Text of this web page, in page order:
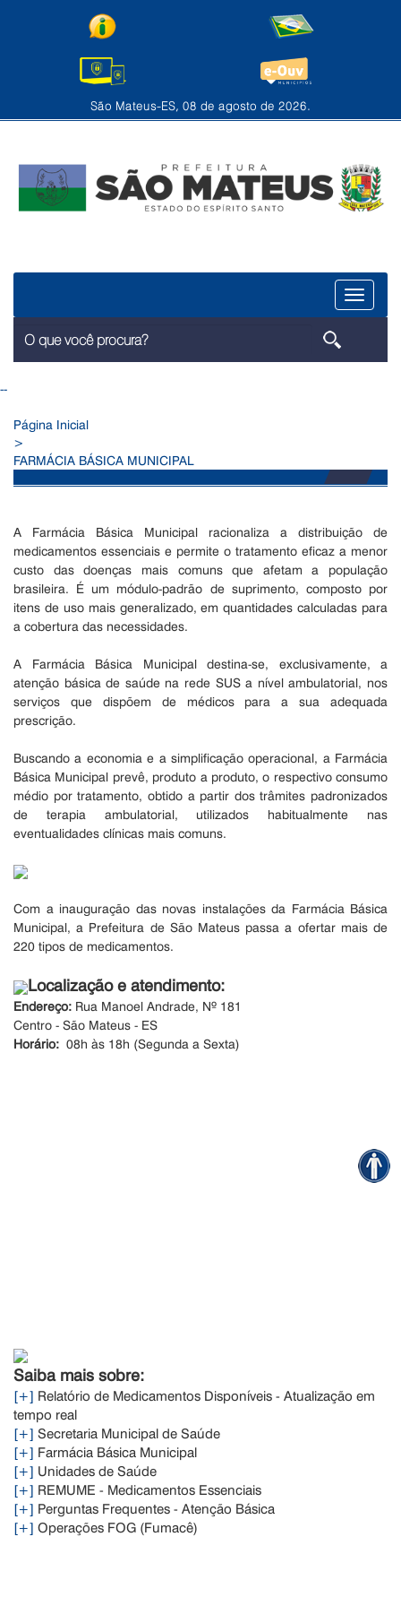
São Mateus-ES, 08 de agosto de 2026.
Menu
--
Página Inicial
>
FARMÁCIA BÁSICA MUNICIPAL
A Farmácia Básica Municipal racionaliza a distribuição de
medicamentos essenciais e permite o tratamento eficaz a menor
custo das doenças mais comuns que afetam a população
brasileira. É um módulo-padrão de suprimento, composto por
itens de uso mais generalizado, em quantidades calculadas para
a cobertura das necessidades.
A Farmácia Básica Municipal destina-se, exclusivamente, a
atenção básica de saúde na rede SUS a nível ambulatorial, nos
serviços que dispõem de médicos para a sua adequada
prescrição.
Buscando a economia e a simplificação operacional, a Farmácia
Básica Municipal prevê, produto a produto, o respectivo consumo
médio por tratamento, obtido a partir dos trâmites padronizados
de terapia ambulatorial, utilizados habitualmente nas
eventualidades clínicas mais comuns.
Com a inauguração das novas instalações da Farmácia Básica
Municipal, a Prefeitura de São Mateus passa a ofertar mais de
220 tipos de medicamentos.
Localização e atendimento:
Endereço: Rua Manoel Andrade, Nº 181
Centro - São Mateus - ES
Horário: 08h às 18h (Segunda a Sexta)
Saiba mais sobre:
[+] Relatório de Medicamentos Disponíveis - Atualização em
tempo real
[+] Secretaria Municipal de Saúde
[+] Farmácia Básica Municipal
[+] Unidades de Saúde
[+] REMUME - Medicamentos Essenciais
[+] Perguntas Frequentes - Atenção Básica
[+] Operações FOG (Fumacê)